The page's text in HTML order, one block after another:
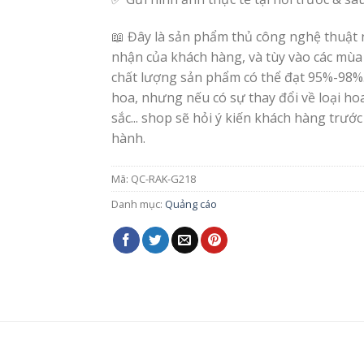
📖 Đây là sản phẩm thủ công nghệ thuật
nhận của khách hàng, và tùy vào các
chất lượng sản phẩm có thể đạt 95%-
hoa, nhưng nếu có sự thay đổi về loại
sắc... shop sẽ hỏi ý kiến khách hàng
hành.
Mã: QC-RAK-G218
Danh mục: Quảng cáo